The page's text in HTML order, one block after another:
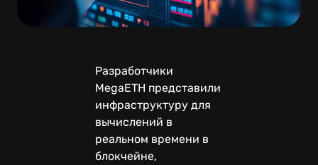
Разработчики
MegaETH представили
инфраструктуру для
вычислений в
реальном времени в
блокчейне,